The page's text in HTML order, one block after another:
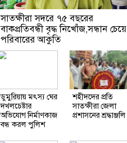
সাতক্ষীরা সদরে ৭৫ বছরের
বাকপ্রতিবন্ধী বৃদ্ধ নিখোঁজ,সন্ধান চেয়ে
পরিবারের আকুতি
ডুমুরিয়ায় মৎস্য ঘের
দখলচেষ্টার
অভিযোগ নির্মাণকাজ
বন্ধ করল পুলিশ
শহীদদের প্রতি
সাতক্ষীরা জেলা
প্রশাসনের শ্রদ্ধাঞ্জলি